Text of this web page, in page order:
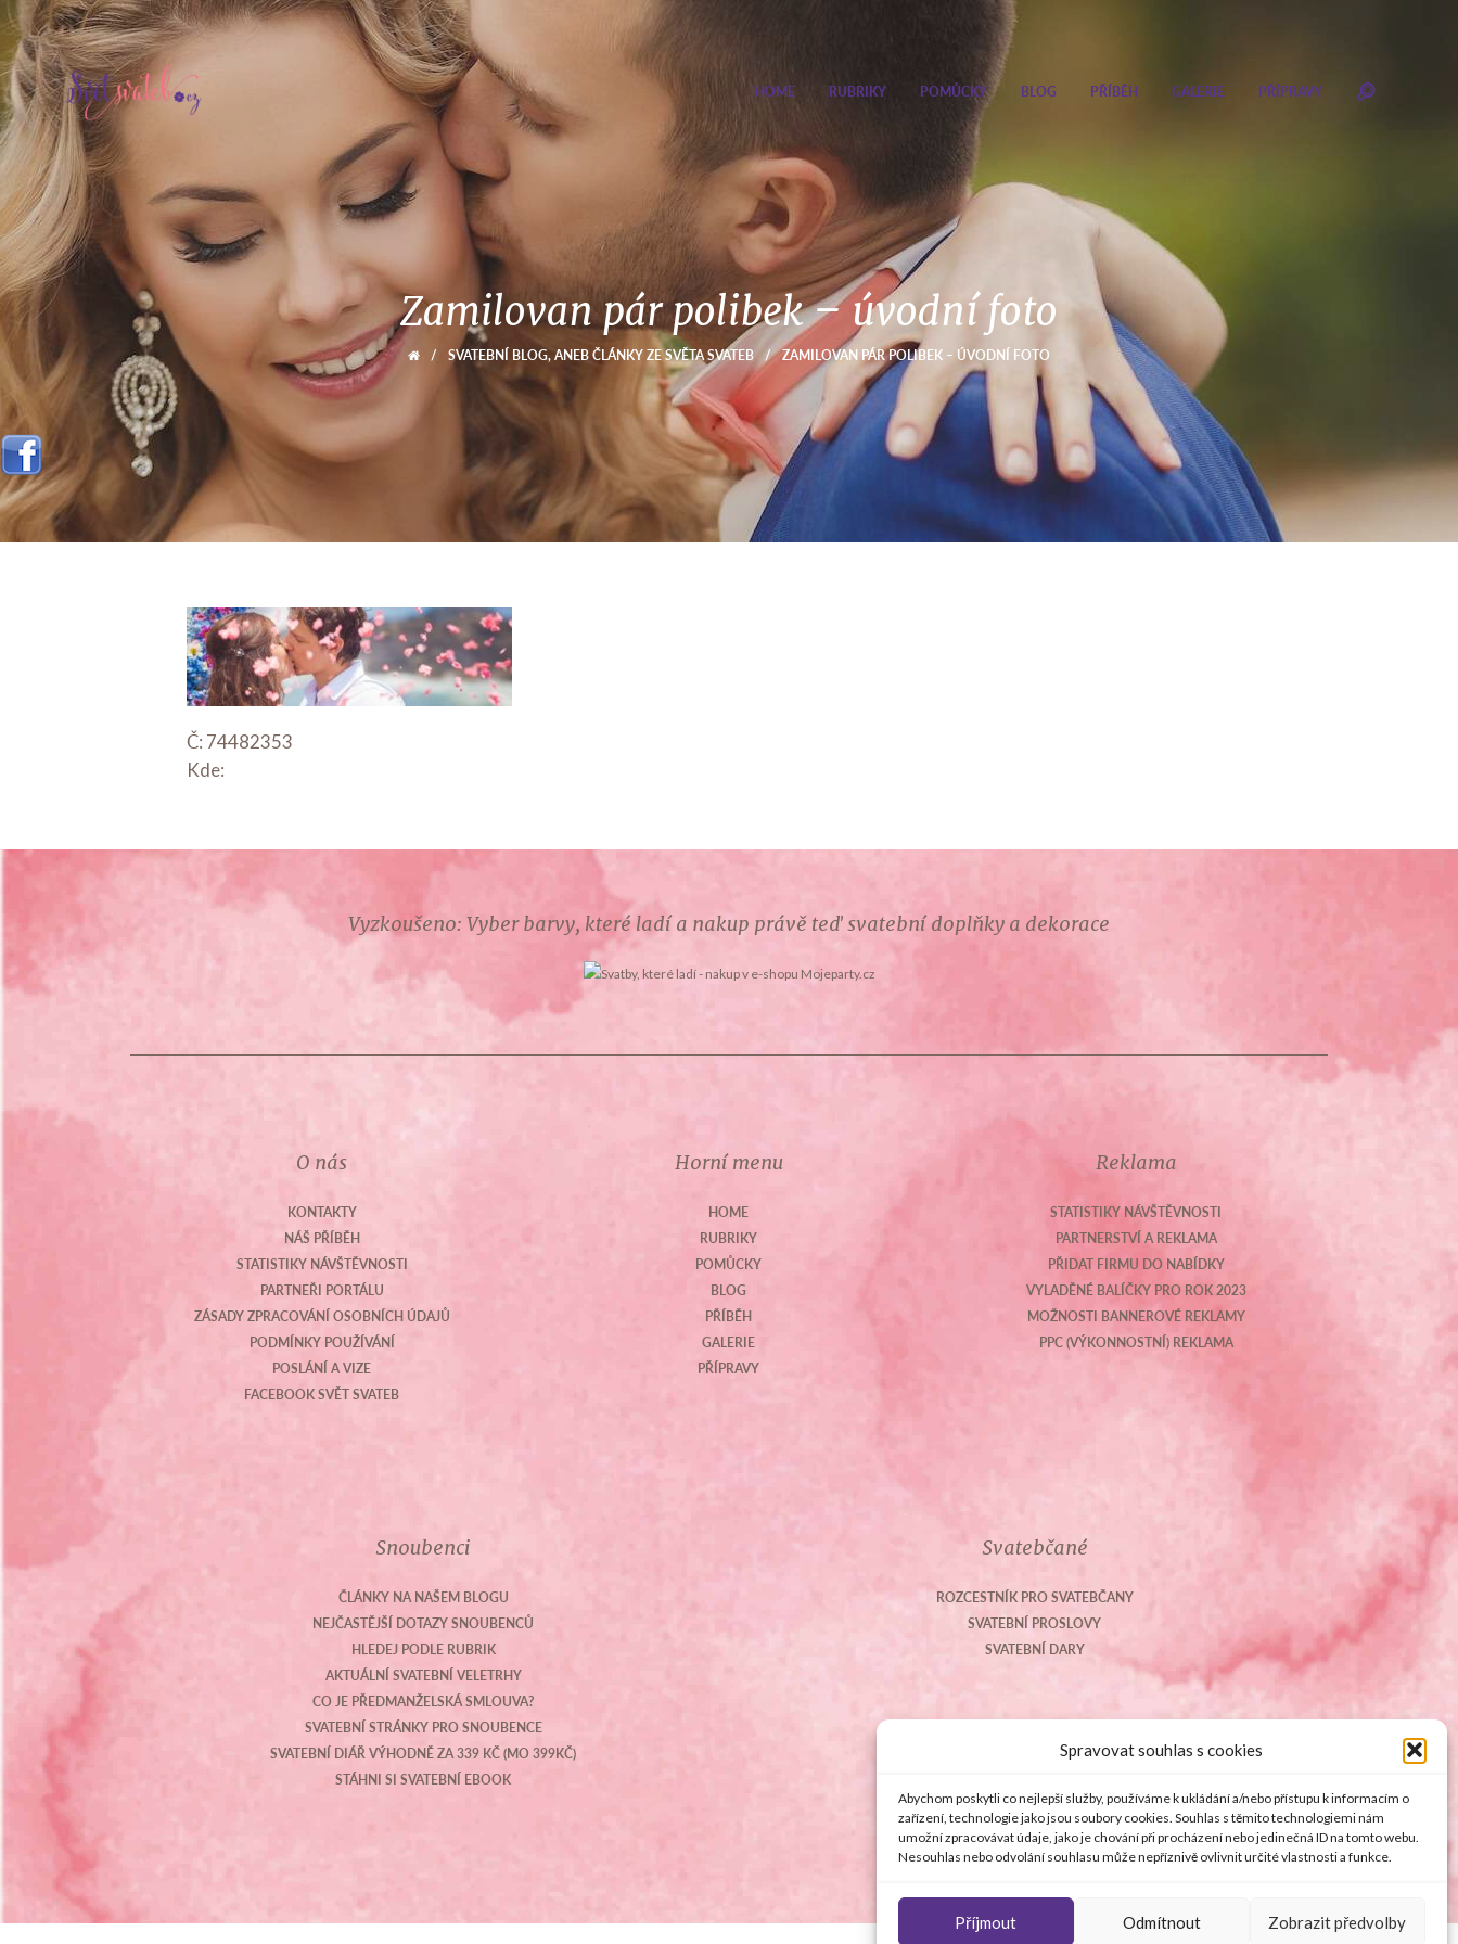
Spravovat souhlas s cookies
Abychom poskytli co nejlepší služby, používáme k ukládání a/nebo přístupu k informacím o
zařízení, technologie jako jsou soubory cookies. Souhlas s těmito technologiemi nám
umožní zpracovávat údaje, jako je chování při procházení nebo jedinečná ID na tomto webu.
Nesouhlas nebo odvolání souhlasu může nepříznivě ovlivnit určité vlastnosti a funkce.
Příjmout Odmítnout Zobrazit předvolby
HOME RUBRIKY POMŮCKY BLOG PŘÍBĚH GALERIE PŘÍPRAVY
Zamilovan pár polibek – úvodní foto
/ SVATEBNÍ BLOG, ANEB ČLÁNKY ZE SVĚTA SVATEB / ZAMILOVAN PÁR POLIBEK – ÚVODNÍ FOTO
Č: 74482353
Kde:
Vyzkoušeno: Vyber barvy, které ladí a nakup právě teď svatební doplňky a dekorace
O nás
KONTAKTY
NÁŠ PŘÍBĚH
STATISTIKY NÁVŠTĚVNOSTI
PARTNEŘI PORTÁLU
ZÁSADY ZPRACOVÁNÍ OSOBNÍCH ÚDAJŮ
PODMÍNKY POUŽÍVÁNÍ
POSLÁNÍ A VIZE
FACEBOOK SVĚT SVATEB
Horní menu
HOME
RUBRIKY
POMŮCKY
BLOG
PŘÍBĚH
GALERIE
PŘÍPRAVY
Reklama
STATISTIKY NÁVŠTĚVNOSTI
PARTNERSTVÍ A REKLAMA
PŘIDAT FIRMU DO NABÍDKY
VYLADĚNÉ BALÍČKY PRO ROK 2023
MOŽNOSTI BANNEROVÉ REKLAMY
PPC (VÝKONNOSTNÍ) REKLAMA
Snoubenci
ČLÁNKY NA NAŠEM BLOGU
NEJČASTĚJŠÍ DOTAZY SNOUBENCŮ
HLEDEJ PODLE RUBRIK
AKTUÁLNÍ SVATEBNÍ VELETRHY
CO JE PŘEDMANŽELSKÁ SMLOUVA?
SVATEBNÍ STRÁNKY PRO SNOUBENCE
SVATEBNÍ DIÁŘ VÝHODNĚ ZA 339 KČ (MO 399KČ)
STÁHNI SI SVATEBNÍ EBOOK
Svatebčané
ROZCESTNÍK PRO SVATEBČANY
SVATEBNÍ PROSLOVY
SVATEBNÍ DARY